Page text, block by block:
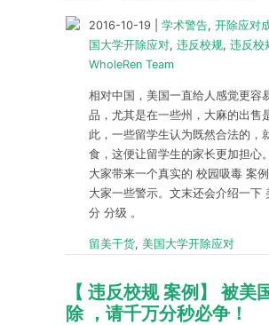
2016-10-19 学术警告, 开除应对
国大学开除应对, 违反校规, 违反校
WholeRen Team
相对中国，美国一直给人感觉更容
品，尤其是在一些州，大麻的出售
此，一些留学生认为既然合法的，
食，这便让留学生的家长更加担心
大家带来一个真实的 校园吸毒 案
大家一些警示。文末还会介绍一下
分 分级 。
留美干货, 美国大学开除应对
【 违反校规 案例】 被美
除 ，请千万分秒必争！